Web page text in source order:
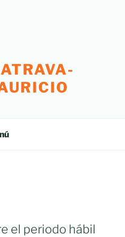
el periodo hábil